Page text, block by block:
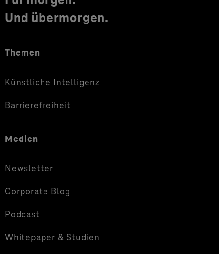
Und übermorgen.
Themen
Künstliche Intelligenz
Barrierefreiheit
Medien
Newsletter
Corporate Blog
Podcast
Whitepaper & Studien